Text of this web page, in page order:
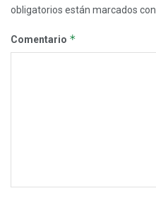
obligatorios están marcados con
Comentario *